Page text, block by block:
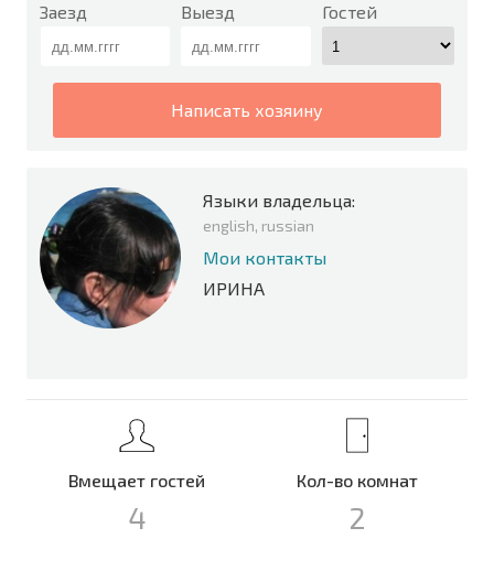
Заезд Выезд Гостей
написать хозяину
Языки владельца:
english, russian
Мои контакты
ИРИНА
Вмещает гостей
4
Кол-во комнат
2